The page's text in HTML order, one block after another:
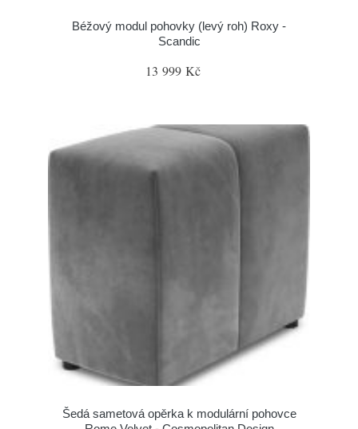
Béžový modul pohovky (levý roh) Roxy -
Scandic
13 999 Kč
Šedá sametová opěrka k modulární pohovce